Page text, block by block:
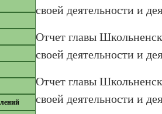
своей деятельности и
Отчет главы
своей деятельности и
Отчет главы
своей деятельности и